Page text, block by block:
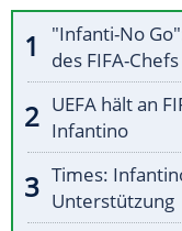
"Infanti-No
des FIFA-Chefs
UEFA hält an
Infantino
Times:
Unterstützung